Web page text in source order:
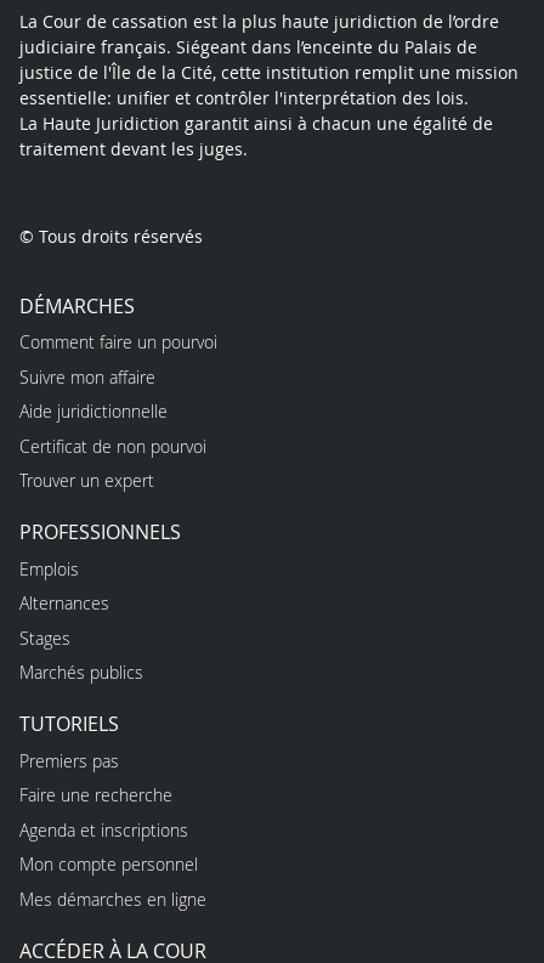
La Cour de cassation est la plus haute juridiction de l’ordre
judiciaire français. Siégeant dans l’enceinte du Palais de
justice de l'Île de la Cité, cette institution remplit une mission
essentielle: unifier et contrôler l'interprétation des lois.
La Haute Juridiction garantit ainsi à chacun une égalité de
traitement devant les juges.
© Tous droits réservés
DÉMARCHES
Comment faire un pourvoi
Suivre mon affaire
Aide juridictionnelle
Certificat de non pourvoi
Trouver un expert
PROFESSIONNELS
Emplois
Alternances
Stages
Marchés publics
TUTORIELS
Premiers pas
Faire une recherche
Agenda et inscriptions
Mon compte personnel
Mes démarches en ligne
ACCÉDER À LA COUR